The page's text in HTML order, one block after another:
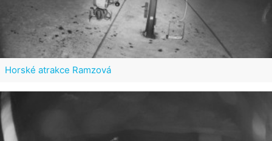
Horské atrakce Ramzová